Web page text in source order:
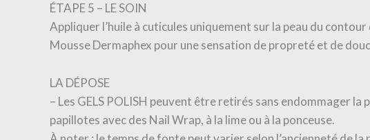
ÉTAPE 5 – LE SOIN
Appliquer l’huile à cuticules uniquement sur la peau du
Mousse Dermaphex pour une sensation de propreté et de
LA DÉPOSE
– Les GELS POLISH peuvent être retirés sans endommager
papillotes avec des Nail Wrap, à la lime ou à la ponceuse.